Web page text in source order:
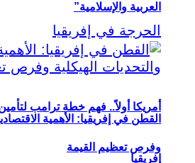
أمريكا أولاً.. فهم خطة ترامب
إفريقيا
العربية والإسلامية”
القطن في إفريقيا: الأهمية
وفرص تعظيم القيمة